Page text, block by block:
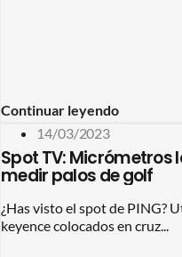
Continuar leyendo
14/03/2023
Spot TV: Micrómetros
medir palos de golf
¿Has visto el spot de PING?
keyence colocados en cruz...